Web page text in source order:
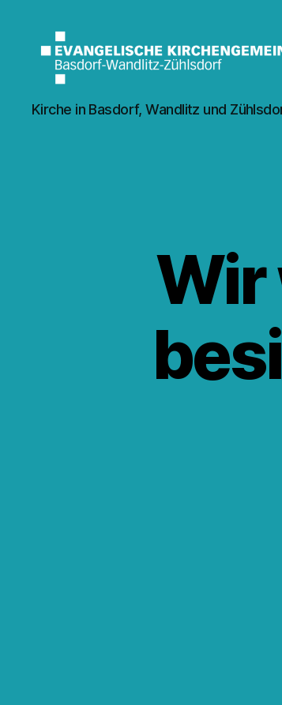
Kirche
Wandlitz
Kirche in Basdorf, Wandlitz und
Wir